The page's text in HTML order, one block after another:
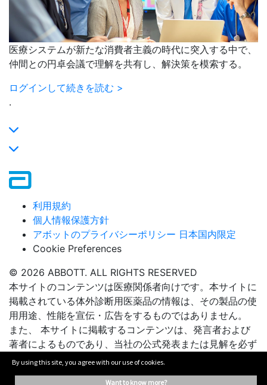
医療システムが新たな消費者主義の時代に突入する中で、
仲間との円卓会議で理解を共有し、解決策を模索する。
ログインして続きを読む >
.
利用規約
個人情報保護方針
アボットのプライバシーポリシー 日本国内限定
Cookie Preferences
© 2026 ABBOTT. ALL RIGHTS RESERVED
本サイトのコンテンツは医療関係者向けです。本サイトに
掲載されている体外診断用医薬品の情報は、その製品の使
用用途、性能を宣伝・広告をするものではありません。
また、 本サイトに掲載するコンテンツは、発言者および
著者によるものであり、当社の公式発表または見解を必ず
しも表わしているものではありません。公開されたコンテ
ンツは、いかなる推奨、提携も意味するものではありませ
By using this site, you agree with our use of cookies.
want to know more?